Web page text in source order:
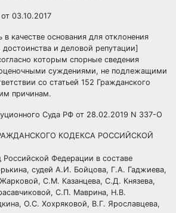
03.10.2017
качестве основания для отклонения
и деловой репутации]
которым спорные сведения
суждениями, не подлежащими
со статьей 152 Гражданского
причинам.
Суда РФ от 28.02.2019 N 337-О
КОДЕКСА РОССИЙСКОЙ
Российской Федерации в составе
судей А.И. Бойцова, Г.А. Гаджиева,
С.М. Казанцева, С.Д. Князева,
С.П. Маврина, Н.В.
О.С. Хохряковой, В.Г. Ярославцева,